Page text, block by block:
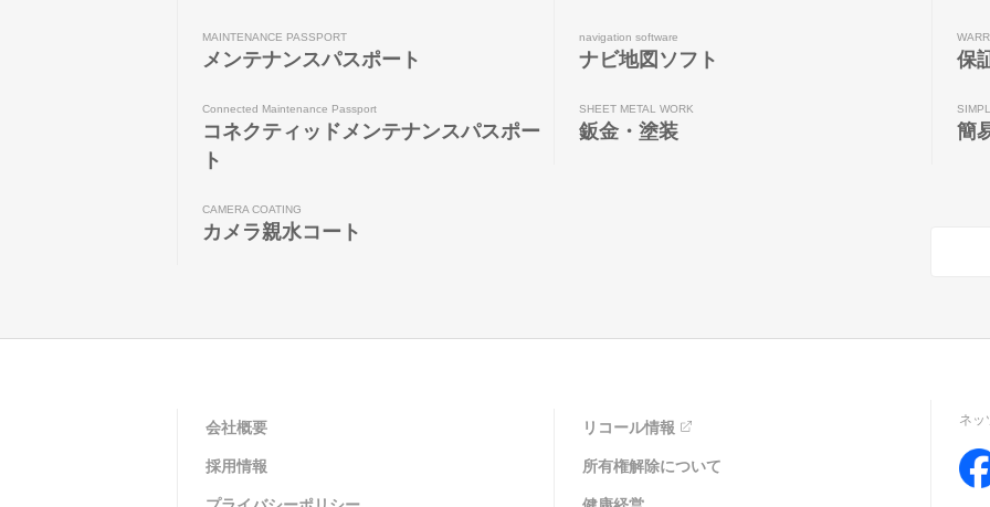
MAINTENANCE PASSPORT
メンテナンスパスポート
navigation software
ナビ地図ソフト 保
Connected Maintenance Passport
コネクティッドメンテナンスパスポー
ト
SHEET METAL WORK
鈑金・塗装 簡
CAMERA COATING
カメラ親水コート
会社概要 リコール情報
採用情報 所有権解除について
ネッ